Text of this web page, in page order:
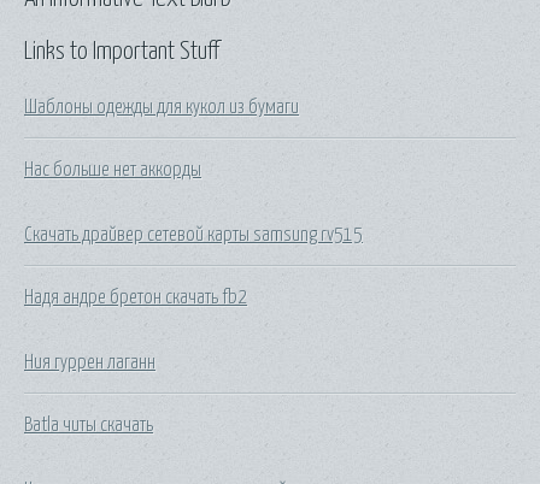
Links to Important Stuff
Шаблоны одежды для кукол из бумаги
Нас больше нет аккорды
Скачать драйвер сетевой карты samsung rv515
Надя андре бретон скачать fb2
Ния гуррен лаганн
Batla читы скачать